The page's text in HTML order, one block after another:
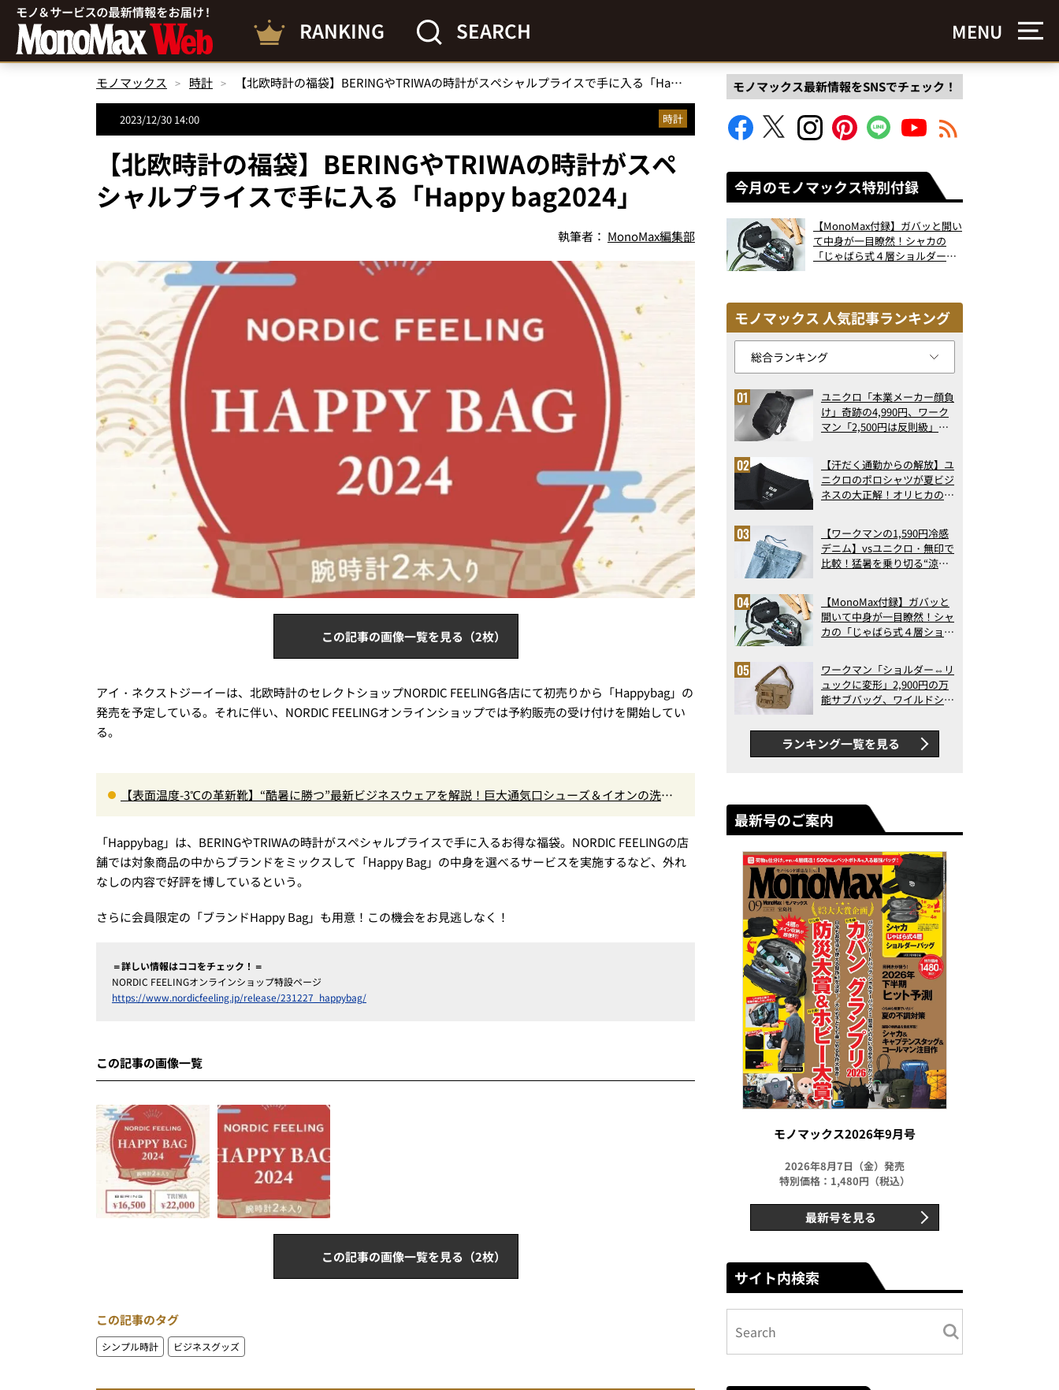
RANKING SEARCH MENU
モノマックス 時計 【北欧時計の福袋】BERINGやTRIWAの時計がスペシャルプライスで手に入る「Happy bag2024」
2023/12/30 14:00 時計
【北欧時計の福袋】BERINGやTRIWAの時計がスペ
シャルプライスで手に入る「Happy bag2024」
執筆者： MonoMax編集部
この記事の画像一覧を見る（2枚）
アイ・ネクストジーイーは、北欧時計のセレクトショップNORDIC FEELING各店にて初売りから「Happybag」の
発売を予定している。それに伴い、NORDIC FEELINGオンラインショップでは予約販売の受け付けを開始してい
る。
【表面温度-3℃の革新靴】“酷暑に勝つ”最新ビジネスウェアを解説！巨大通気口シューズ＆イオンの洗え
「Happybag」は、BERINGやTRIWAの時計がスペシャルプライスで手に入るお得な福袋。NORDIC FEELINGの店
舗では対象商品の中からブランドをミックスして「Happy Bag」の中身を選べるサービスを実施するなど、外れ
なしの内容で好評を博しているという。
さらに会員限定の「ブランドHappy Bag」も用意！この機会をお見逃しなく！
＝詳しい情報はココをチェック！＝
NORDIC FEELINGオンラインショップ特設ページ
https://www.nordicfeeling.jp/release/231227_happybag/
この記事の画像一覧
この記事の画像一覧を見る（2枚）
この記事のタグ
シンプル時計 ビジネスグッズ
モノマックス最新情報をSNSでチェック！
今月のモノマックス特別付録
【MonoMax付録】ガバッと開い
て中身が一目瞭然！シャカの
「じゃばら式４層ショルダーバ
モノマックス 人気記事ランキング
ユニクロ「本業メーカー顔負
け」奇跡の4,990円、ワーク
マン「2,500円は反則級」凄
ト3】（2026年6月版）
【汗だく通勤からの解放】ユ
ニクロのポロシャツが夏ビジ
ネスの大正解！オリヒカの透
アの実力
【ワークマンの1,590円冷感
デニム】vsユニクロ・無印で
比較！猛暑を乗り切る“涼感
で決定版
【MonoMax付録】ガバッと
開いて中身が一目瞭然！シャ
カの「じゃばら式４層ショル
った！
ワークマン「ショルダー⇔リ
ュックに変形」2,900円の万
能サブバッグ、ワイルドシン
録…ほか【休日バッグの人気
記事ランキングベスト3】
（2026年6月版）
ランキング一覧を見る
最新号のご案内
モノマックス2026年9月号
2026年8月7日（金）発売
特別価格：1,480円（税込）
最新号を見る
サイト内検索